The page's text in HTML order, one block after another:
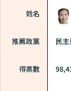
姓名
推薦政黨
得票數
民